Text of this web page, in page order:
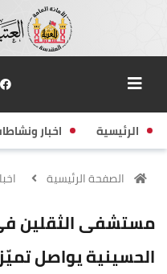
الرئيسية اخبار
الصفحة الرئيسية
مستشفى الثقلين في
الحسينية يواصل